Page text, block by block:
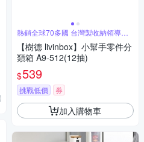
熱銷全球70多國 台灣製收納領導品
牌
【樹德 livinbox】小幫手零件分
類箱 A9-512(12抽)
$539
挑戰低價 券
加入購物車